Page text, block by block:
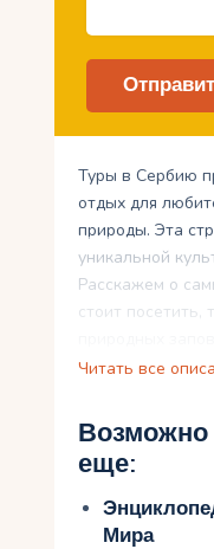
Туры в Сербию
отдых для
природы. Эта
уникальной
Расскажем о
стоит
насладиться
экскурсии в
перенесут в
историю страны.
А для гурманов
Читать все
Возможно
еще:
Мира